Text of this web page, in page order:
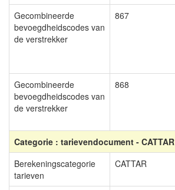
Gecombineerde
bevoegdheidscodes van
de verstrekker
867
Gecombineerde
bevoegdheidscodes van
de verstrekker
868
Categorie : tarievendocument - CATTAR
Berekeningscategorie
tarieven
CATTAR